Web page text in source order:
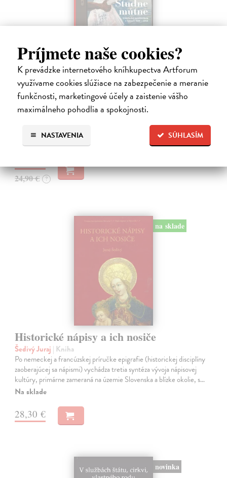
Príjmete naše cookies?
K prevádzke internetového kníhkupectva Artforum
využívame cookies slúžiace na zabezpečenie a meranie
funkčnosti, marketingové účely a zaistenie vášho
maximálneho pohodlia a spokojnosti.
SÚHLASÍM
NASTAVENIA
Studne mútne
Getting Peter| Kniha
Sú ikonickými postavami našej kultúry. Postavili im sochy a
pomenovali po nich ulice, majú svoje nespochybniteľné miesto v
bez nich nedá…
Na sklade
24,90 € ?
na sklade
Historické nápisy a ich nosiče
Šedivý Juraj | Kniha
Po nemeckej a francúzskej príručke epigrafie (historickej disciplíny
zaoberajúcej sa nápismi) vychádza tretia syntéza vývoja nápisovej
kultúry, primárne zameraná na územie Slovenska a blízke okolie, s…
Na sklade
28,30 €
novinka